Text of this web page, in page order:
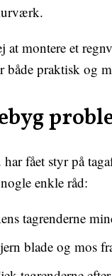
at montere et
både praktisk og
har fået styr på
enkle råd:
tagrenderne
blade og mos